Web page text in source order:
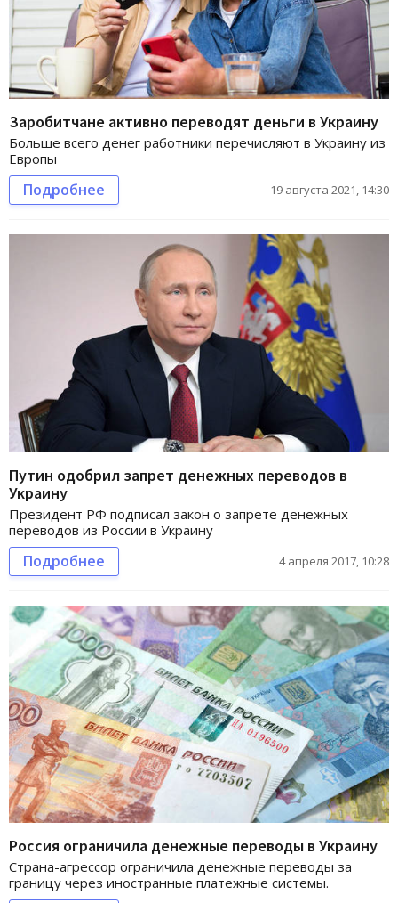
Заробитчане активно переводят деньги в Украину
Больше всего денег работники перечисляют в Украину из
Европы
Подробнее 19 августа 2021, 14:30
Путин одобрил запрет денежных переводов в
Украину
Президент РФ подписал закон о запрете денежных
переводов из России в Украину
Подробнее 4 апреля 2017, 10:28
Россия ограничила денежные переводы в Украину
Страна-агрессор ограничила денежные переводы за
границу через иностранные платежные системы.